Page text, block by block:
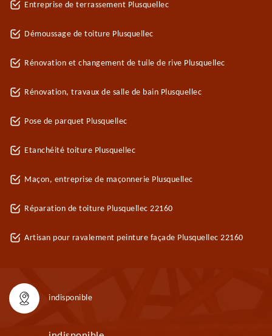
Entreprise de terrassement Plusquellec
Démoussage de toiture Plusquellec
Rénovation et changement de tuile de rive Plusquellec
Rénovation, travaux de salle de bain Plusquellec
Pose de parquet Plusquellec
Etanchéité toiture Plusquellec
Maçon, entreprise de maçonnerie Plusquellec
Réparation de toiture Plusquellec 22160
Artisan pour ravalement peinture façade Plusquellec 22160
indisponible